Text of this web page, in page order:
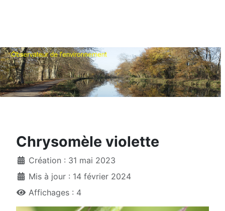
Chrysomèle violette
Création : 31 mai 2023
Mis à jour : 14 février 2024
Affichages : 4